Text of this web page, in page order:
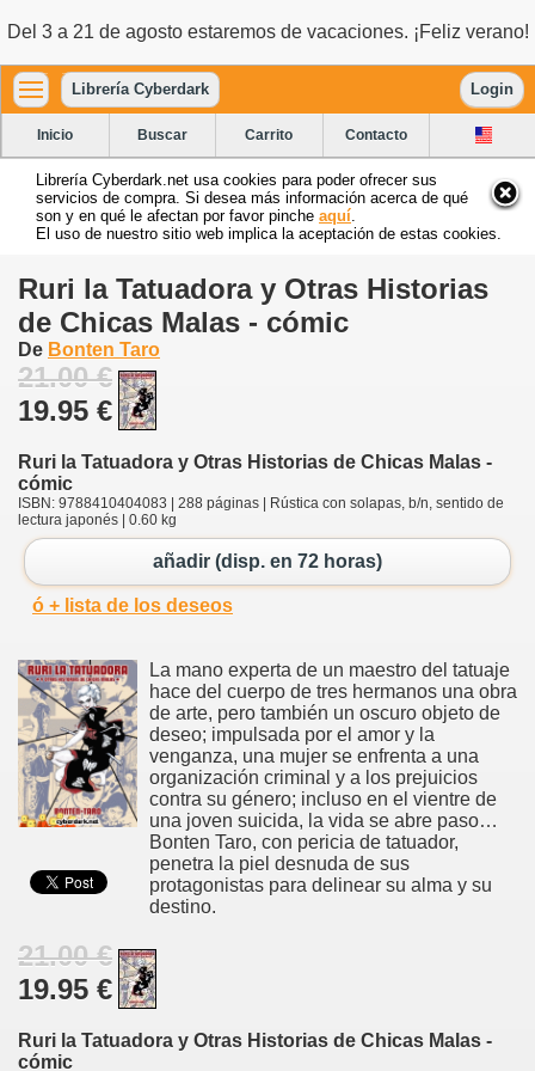
Del 3 a 21 de agosto estaremos de vacaciones. ¡Feliz verano!
Librería Cyberdark Login
Inicio Buscar Carrito Contacto
Librería Cyberdark.net usa cookies para poder ofrecer sus
servicios de compra. Si desea más información acerca de qué
son y en qué le afectan por favor pinche aquí
El uso de nuestro sitio web implica la aceptación de estas cookies.
Ruri la Tatuadora y Otras Historias
de Chicas Malas - cómic
De Bonten Taro
21.00 €
19.95 €
Ruri la Tatuadora y Otras Historias de Chicas Malas -
cómic
ISBN: 9788410404083 | 288 páginas | Rústica con solapas, b/n, sentido de
lectura japonés | 0.60 kg
añadir (disp. en 72 horas)
ó + lista de los deseos
La mano experta de un maestro del tatuaje
hace del cuerpo de tres hermanos una obra
de arte, pero también un oscuro objeto de
deseo; impulsada por el amor y la
venganza, una mujer se enfrenta a una
organización criminal y a los prejuicios
contra su género; incluso en el vientre de
una joven suicida, la vida se abre paso…
Bonten Taro, con pericia de tatuador,
penetra la piel desnuda de sus
protagonistas para delinear su alma y su
destino.
21.00 €
19.95 €
Ruri la Tatuadora y Otras Historias de Chicas Malas -
cómic